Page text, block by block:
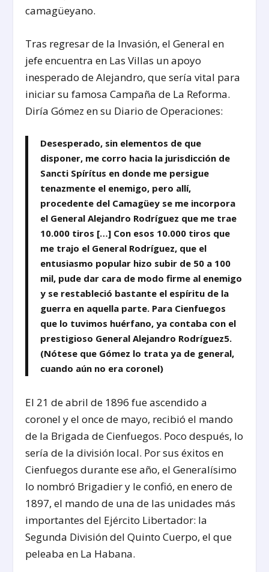
camagüeyano.
Tras regresar de la Invasión, el General en
jefe encuentra en Las Villas un apoyo
inesperado de Alejandro, que sería vital para
iniciar su famosa Campaña de La Reforma.
Diría Gómez en su Diario de Operaciones:
Desesperado, sin elementos de que
disponer, me corro hacia la jurisdicción de
Sancti Spírítus en donde me persigue
tenazmente el enemigo, pero allí,
procedente del Camagüey se me incorpora
el General Alejandro Rodríguez que me trae
10.000 tiros […] Con esos 10.000 tiros que
me trajo el General Rodríguez, que el
entusiasmo popular hizo subir de 50 a 100
mil, pude dar cara de modo firme al enemigo
y se restableció bastante el espíritu de la
guerra en aquella parte. Para Cienfuegos
que lo tuvimos huérfano, ya contaba con el
prestigioso General Alejandro Rodríguez5.
(Nótese que Gómez lo trata ya de general,
cuando aún no era coronel)
El 21 de abril de 1896 fue ascendido a
coronel y el once de mayo, recibió el mando
de la Brigada de Cienfuegos. Poco después, lo
sería de la división local. Por sus éxitos en
Cienfuegos durante ese año, el Generalísimo
lo nombró Brigadier y le confió, en enero de
1897, el mando de una de las unidades más
importantes del Ejército Libertador: la
Segunda División del Quinto Cuerpo, el que
peleaba en La Habana.